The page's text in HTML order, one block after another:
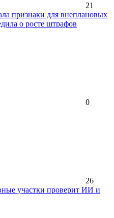
21
признаки для внеплановых
о росте штрафов
0
26
участки проверит ИИ и